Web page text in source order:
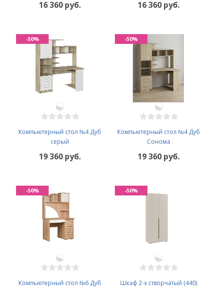
16 360 руб. 16 360 руб.
Компьютерный стол №4 Дуб
серый
19 360 руб.
-50%
Компьютерный стол №4 Дуб
Сонома
19 360 руб.
-50%
Компьютерный стол №6 Дуб
-50%
Шкаф 2-х створчатый (440)
-50%